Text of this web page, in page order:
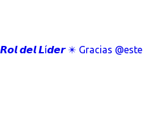
𝙙𝙚𝙡 𝙇í𝙙𝙚𝙧 ✴️ Gracias @este